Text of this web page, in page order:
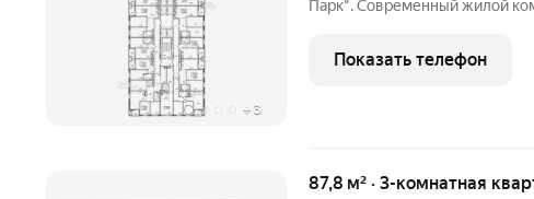
+ 3
Парк". Современный жилой
Собственный парк с аллеей,
комплексами.
Показать телефон
87,8 м² · 3-комнатная